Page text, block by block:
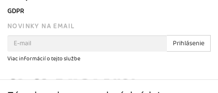
GDPR
NOVINKY NA EMAIL
Prihlásenie
Viac informácií o tejto službe